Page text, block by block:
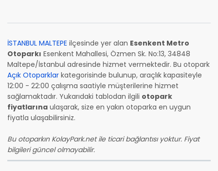
İSTANBUL MALTEPE ilçesinde yer alan Esenkent Metro
Otoparkı Esenkent Mahallesi, Özmen Sk. No:13, 34848
Maltepe/İstanbul adresinde hizmet vermektedir. Bu otopark
Açık Otoparklar kategorisinde bulunup, araçlık kapasiteyle
12:00 - 22:00 çalışma saatiyle müşterilerine hizmet
sağlamaktadır. Yukarıdaki tablodan ilgili otopark
fiyatlarına ulaşarak, size en yakın otoparka en uygun
fiyatla ulaşabilirsiniz.
Bu otoparkın KolayPark.net ile ticari bağlantısı yoktur. Fiyat
bilgileri güncel olmayabilir.